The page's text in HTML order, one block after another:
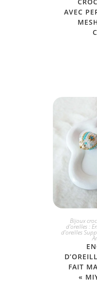
AVEC
Bijoux
d'oreilles :
d'oreilles
FAIT
«